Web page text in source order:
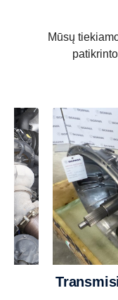
Mūsų